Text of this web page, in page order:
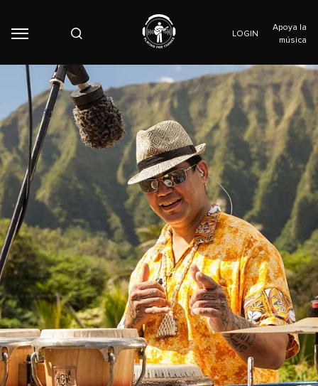
LOGIN
Apoya la
música